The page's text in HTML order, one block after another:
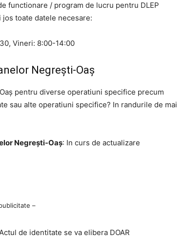
functionare / program de lucru pentru DLEP
toate datele necesare:
Vineri: 8:00-14:00
Negrești-Oaș
pentru diverse operatiuni specifice precum
sau alte operatiuni specifice? In randurile de mai
Negrești-Oaș: In curs de actualizare
–
de identitate se va elibera DOAR